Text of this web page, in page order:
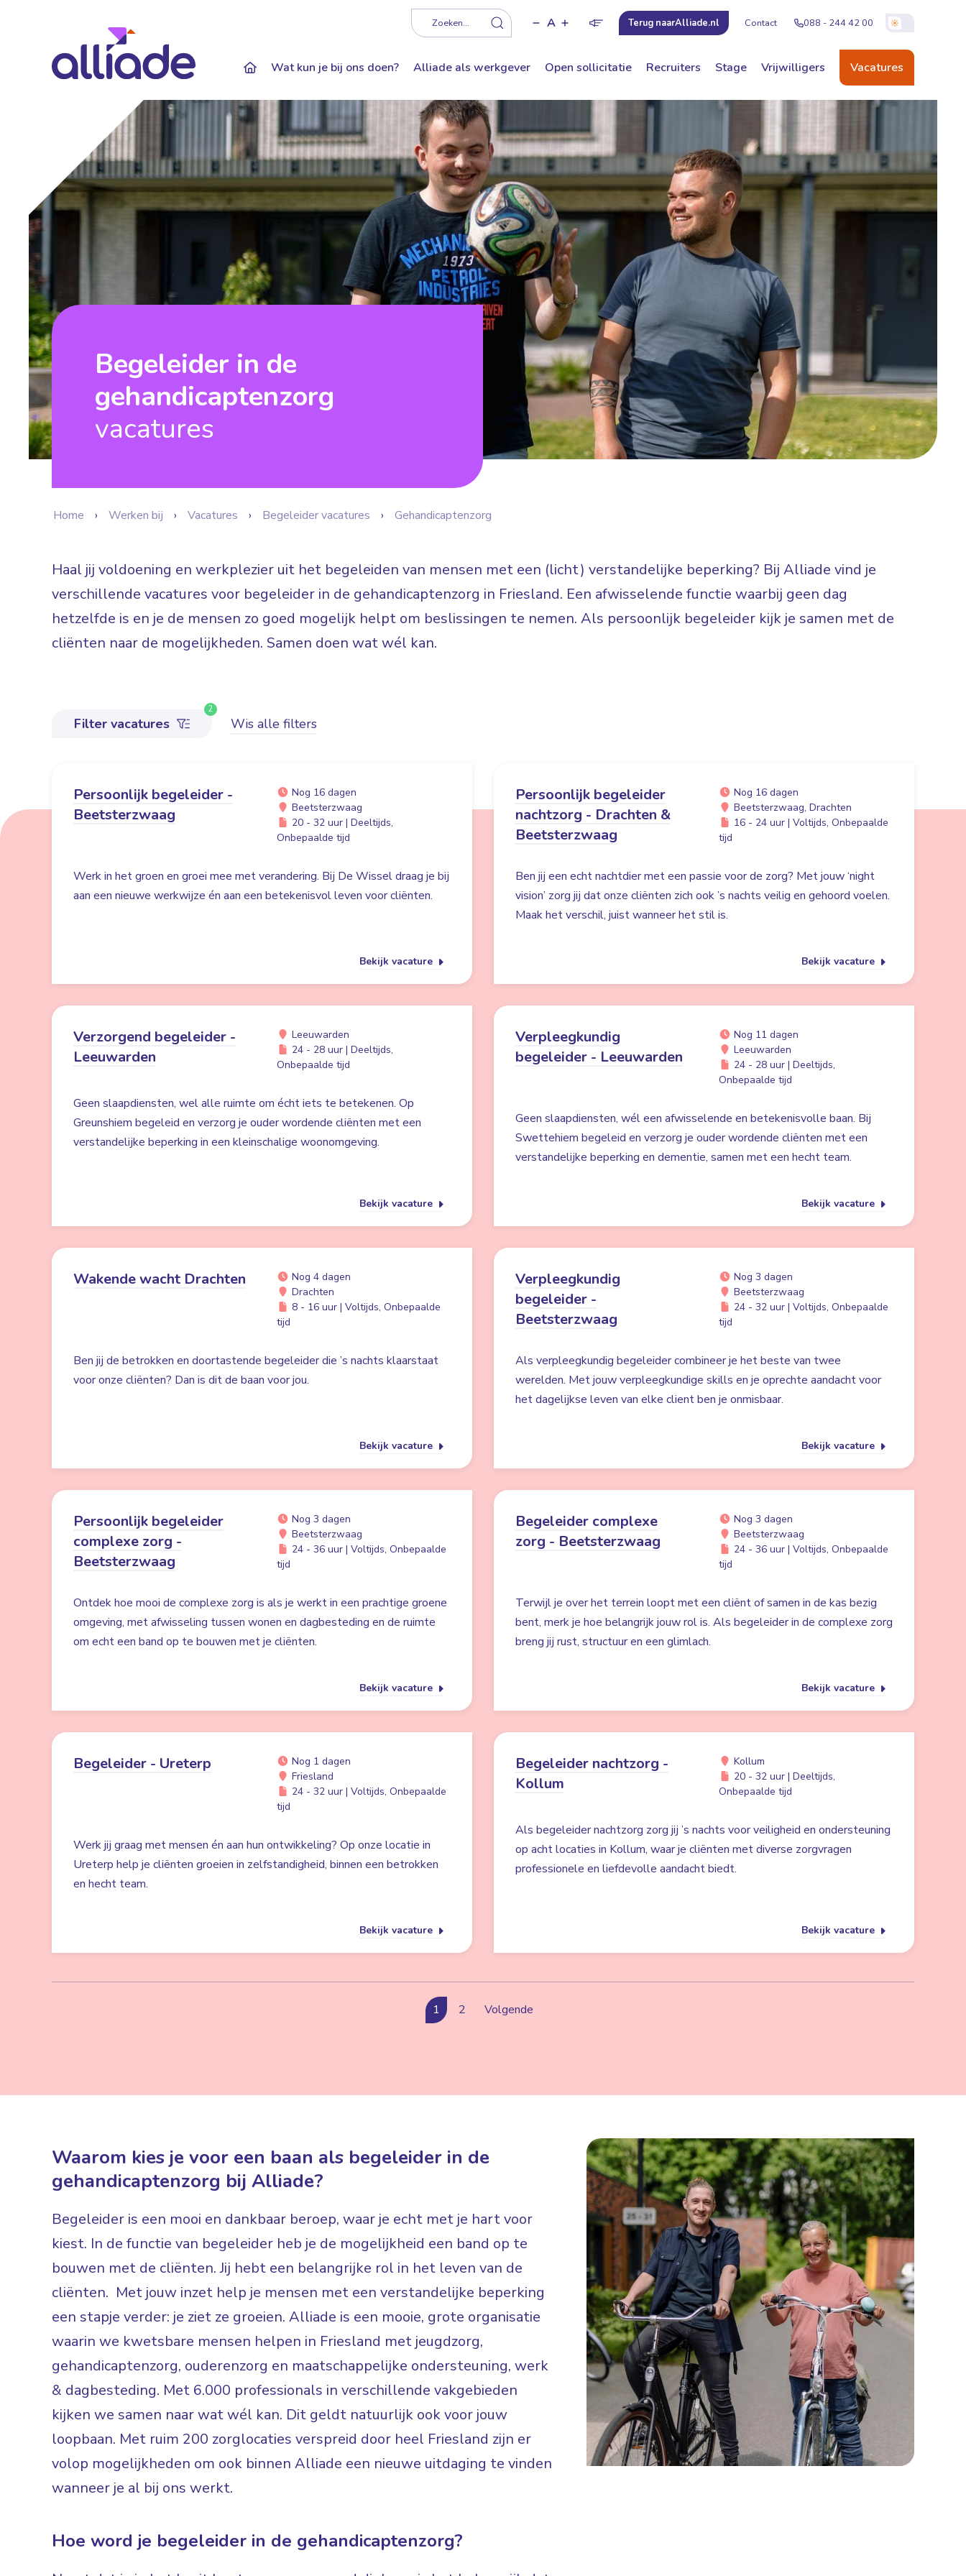
Zoeken... A Terug naarAlliade.nl Contact 088 - 244 42 00
Wat kun je bij ons doen? Alliade als werkgever Open sollicitatie Recruiters Stage Vrijwilligers Vacatures
Begeleider in de
gehandicaptenzorg
vacatures
Home Werken bij Vacatures Begeleider vacatures Gehandicaptenzorg
Haal jij voldoening en werkplezier uit het begeleiden van mensen met een (licht) verstandelijke beperking? Bij Alliade vind je
verschillende vacatures voor begeleider in de gehandicaptenzorg in Friesland. Een afwisselende functie waarbij geen dag
hetzelfde is en je de mensen zo goed mogelijk helpt om beslissingen te nemen. Als persoonlijk begeleider kijk je samen met de
cliënten naar de mogelijkheden. Samen doen wat wél kan.
Filter vacatures
2
Wis alle filters
Persoonlijk begeleider -
Beetsterzwaag
Nog 16 dagen
Beetsterzwaag
20 - 32 uur | Deeltijds,
Onbepaalde tijd
Werk in het groen en groei mee met verandering. Bij De Wissel draag je bij
aan een nieuwe werkwijze én aan een betekenisvol leven voor cliënten.
Bekijk vacature
Persoonlijk begeleider
nachtzorg - Drachten &
Beetsterzwaag
Nog 16 dagen
Beetsterzwaag, Drachten
16 - 24 uur | Voltijds, Onbepaalde
tijd
Ben jij een echt nachtdier met een passie voor de zorg? Met jouw ‘night
vision’ zorg jij dat onze cliënten zich ook ’s nachts veilig en gehoord voelen.
Maak het verschil, juist wanneer het stil is.
Bekijk vacature
Verzorgend begeleider -
Leeuwarden
Leeuwarden
24 - 28 uur | Deeltijds,
Onbepaalde tijd
Geen slaapdiensten, wel alle ruimte om écht iets te betekenen. Op
Greunshiem begeleid en verzorg je ouder wordende cliënten met een
verstandelijke beperking in een kleinschalige woonomgeving.
Bekijk vacature
Verpleegkundig
begeleider - Leeuwarden
Nog 11 dagen
Leeuwarden
24 - 28 uur | Deeltijds,
Onbepaalde tijd
Geen slaapdiensten, wél een afwisselende en betekenisvolle baan. Bij
Swettehiem begeleid en verzorg je ouder wordende cliënten met een
verstandelijke beperking en dementie, samen met een hecht team.
Bekijk vacature
Wakende wacht Drachten
Nog 4 dagen
Drachten
8 - 16 uur | Voltijds, Onbepaalde
tijd
Ben jij de betrokken en doortastende begeleider die ’s nachts klaarstaat
voor onze cliënten? Dan is dit de baan voor jou.
Bekijk vacature
Verpleegkundig
begeleider -
Beetsterzwaag
Nog 3 dagen
Beetsterzwaag
24 - 32 uur | Voltijds, Onbepaalde
tijd
Als verpleegkundig begeleider combineer je het beste van twee
werelden. Met jouw verpleegkundige skills en je oprechte aandacht voor
het dagelijkse leven van elke client ben je onmisbaar.
Bekijk vacature
Persoonlijk begeleider
complexe zorg -
Beetsterzwaag
Nog 3 dagen
Beetsterzwaag
24 - 36 uur | Voltijds, Onbepaalde
tijd
Ontdek hoe mooi de complexe zorg is als je werkt in een prachtige groene
omgeving, met afwisseling tussen wonen en dagbesteding en de ruimte
om echt een band op te bouwen met je cliënten.
Bekijk vacature
Begeleider complexe
zorg - Beetsterzwaag
Nog 3 dagen
Beetsterzwaag
24 - 36 uur | Voltijds, Onbepaalde
tijd
Terwijl je over het terrein loopt met een cliënt of samen in de kas bezig
bent, merk je hoe belangrijk jouw rol is. Als begeleider in de complexe zorg
breng jij rust, structuur en een glimlach.
Bekijk vacature
Begeleider - Ureterp
Nog 1 dagen
Friesland
24 - 32 uur | Voltijds, Onbepaalde
tijd
Werk jij graag met mensen én aan hun ontwikkeling? Op onze locatie in
Ureterp help je cliënten groeien in zelfstandigheid, binnen een betrokken
en hecht team.
Bekijk vacature
Begeleider nachtzorg -
Kollum
Kollum
20 - 32 uur | Deeltijds,
Onbepaalde tijd
Als begeleider nachtzorg zorg jij ’s nachts voor veiligheid en ondersteuning
op acht locaties in Kollum, waar je cliënten met diverse zorgvragen
professionele en liefdevolle aandacht biedt.
Bekijk vacature
1 2 Volgende
Waarom kies je voor een baan als begeleider in de
gehandicaptenzorg bij Alliade?
Begeleider is een mooi en dankbaar beroep, waar je echt met je hart voor
kiest. In de functie van begeleider heb je de mogelijkheid een band op te
bouwen met de cliënten. Jij hebt een belangrijke rol in het leven van de
cliënten. Met jouw inzet help je mensen met een verstandelijke beperking
een stapje verder: je ziet ze groeien. Alliade is een mooie, grote organisatie
waarin we kwetsbare mensen helpen in Friesland met jeugdzorg,
gehandicaptenzorg, ouderenzorg en maatschappelijke ondersteuning, werk
& dagbesteding. Met 6.000 professionals in verschillende vakgebieden
kijken we samen naar wat wél kan. Dit geldt natuurlijk ook voor jouw
loopbaan. Met ruim 200 zorglocaties verspreid door heel Friesland zijn er
volop mogelijkheden om ook binnen Alliade een nieuwe uitdaging te vinden
wanneer je al bij ons werkt.
Hoe word je begeleider in de gehandicaptenzorg?